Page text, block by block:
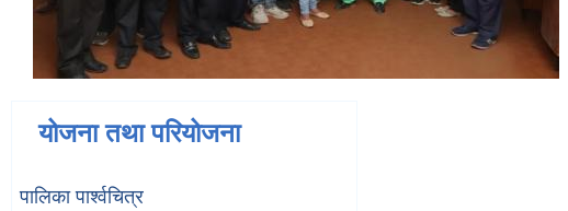
योजना तथा परियोजना
पालिका पार्श्वचित्र